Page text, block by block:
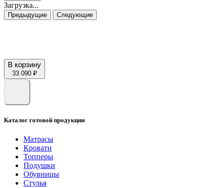
Загрузка...
Предыдущие Следующие
В корзину
33 090 ₽
Каталог готовой продукции
Матрасы
Кровати
Топперы
Подушки
Обувницы
Стулья